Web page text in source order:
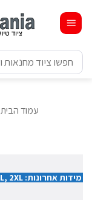
content
חיפוש
עבור:
עמוד הבית
מידות אחרונות: XL, 2XL